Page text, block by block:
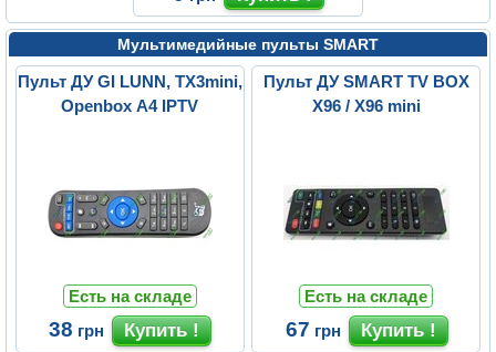
Мультимедийные пульты SMART
Пульт ДУ GI LUNN, TX3mini,
Openbox A4 IPTV
Есть на складе
38 грн
Пульт ДУ SMART TV BOX
X96 / X96 mini
Есть на складе
67 грн